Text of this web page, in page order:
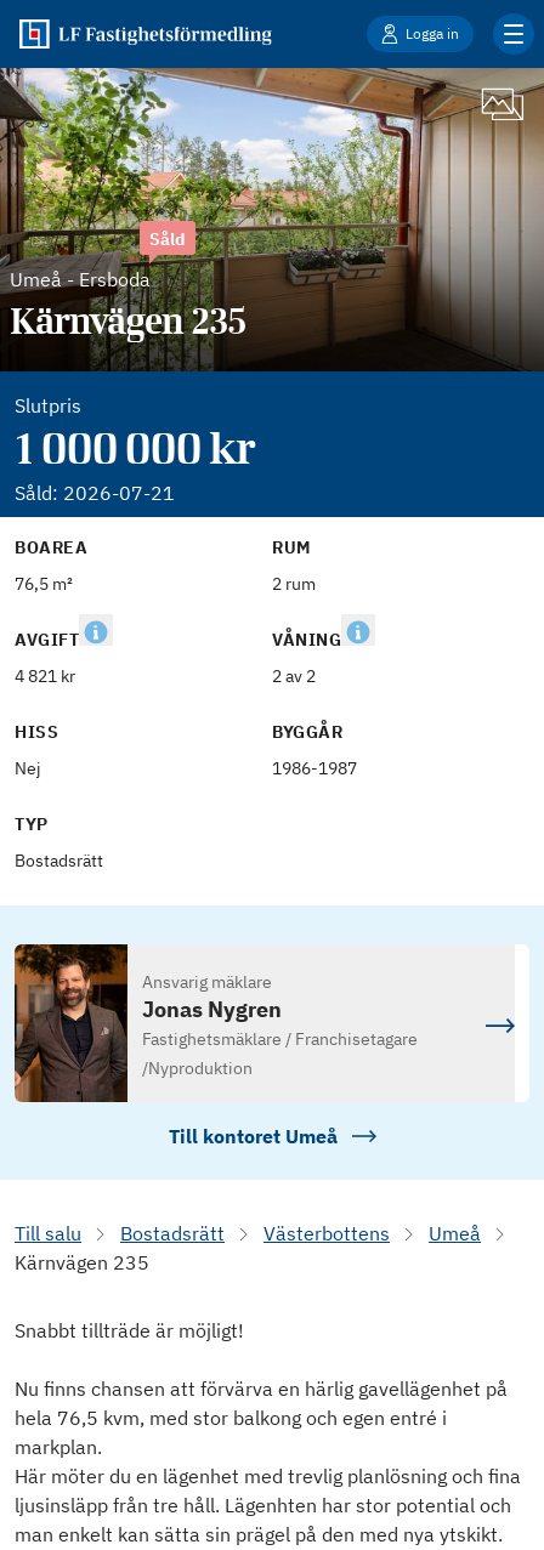
Logga in
Umeå-Ersboda
Såld
Kärnvägen 235
Slutpris
1 000 000 kr
Såld: 2026-07-21
BOAREA
76,5 m²
RUM
2 rum
AVGIFT
4 821 kr
VÅNING
2 av 2
HISS
Nej
BYGGÅR
1986-1987
TYP
Bostadsrätt
Ansvarig mäklare
Jonas Nygren
Fastighetsmäklare / Franchisetagare
/Nyproduktion
Till kontoret Umeå
Till salu Bostadsrätt Västerbottens
Umeå
Kärnvägen 235
Snabbt tillträde är möjligt!
Nu finns chansen att förvärva en härlig gavellägenhet på
hela 76,5 kvm, med stor balkong och egen entré i
markplan.
Här möter du en lägenhet med trevlig planlösning och fina
ljusinsläpp från tre håll. Lägenhten har stor potential och
man enkelt kan sätta sin prägel på den med nya ytskikt.